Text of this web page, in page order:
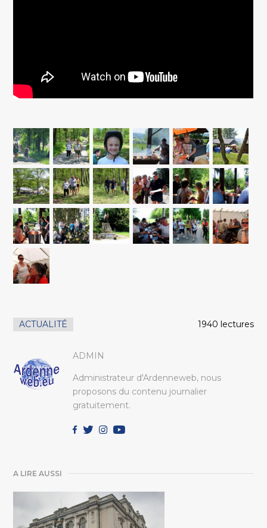
ACTUALITÉ 1940 lectures
ADMIN
Administrateur d'Ardenneweb, nous
proposons du contenu journalier
gratuitement.
A LIRE AUSSI